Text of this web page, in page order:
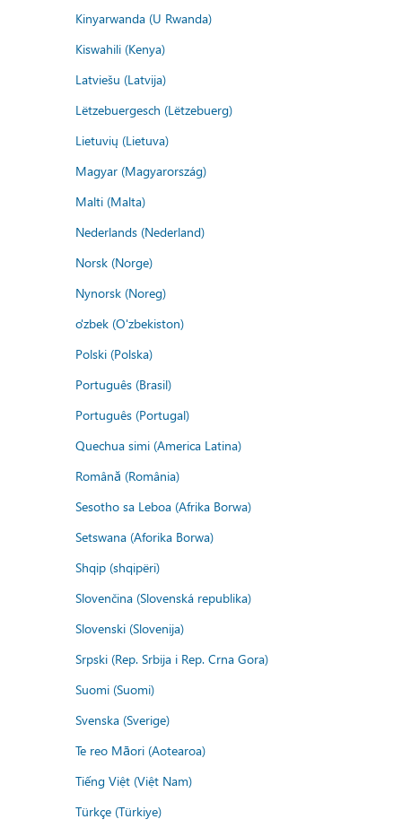
Kinyarwanda (U Rwanda)
Kiswahili (Kenya)
Latviešu (Latvija)
Lëtzebuergesch (Lëtzebuerg)
Lietuvių (Lietuva)
Magyar (Magyarország)
Malti (Malta)
Nederlands (Nederland)
Norsk (Norge)
Nynorsk (Noreg)
o'zbek (O'zbekiston)
Polski (Polska)
Português (Brasil)
Português (Portugal)
Quechua simi (America Latina)
Română (România)
Sesotho sa Leboa (Afrika Borwa)
Setswana (Aforika Borwa)
Shqip (shqipëri)
Slovenčina (Slovenská republika)
Slovenski (Slovenija)
Srpski (Rep. Srbija i Rep. Crna Gora)
Suomi (Suomi)
Svenska (Sverige)
Te reo Māori (Aotearoa)
Tiếng Việt (Việt Nam)
Türkçe (Türkiye)